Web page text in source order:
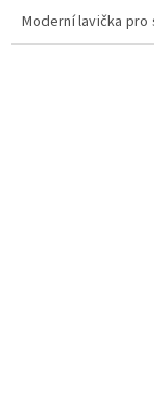
Moderní lavička pro